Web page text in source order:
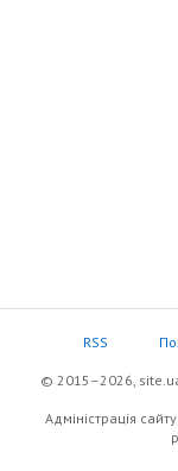
RSS
© 2015–2026,
Адміністрація